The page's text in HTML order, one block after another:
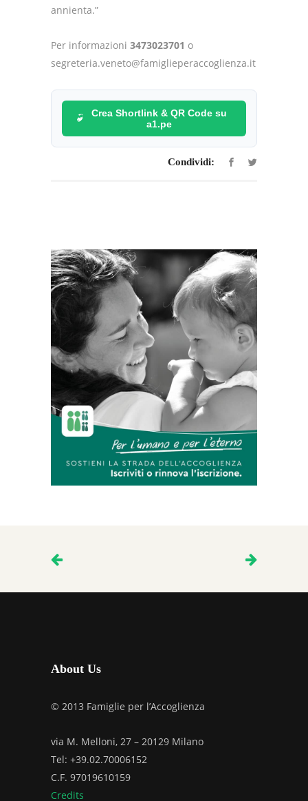
annienta.”
Per informazioni 3473023701 o
segreteria.veneto@famiglieperaccoglienza.it
Crea Shortlink & QR Code su
a1.pe
Condividi:
About Us
© 2013 Famiglie per l’Accoglienza
via M. Melloni, 27 – 20129 Milano
Tel: +39.02.70006152
C.F. 97019610159
Credits